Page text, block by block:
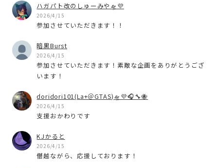
ハガパト改のしゅーみや🛸💜
2026/4/15
参加させていただきます！！
暗黒Burst
2026/4/15
参加させていただきます！素敵な企画をありがとうござ
います！
doridori101(La+＠GTAS)🛸💜🎧🔧🐝
2026/4/15
支援おかわりです
KJかると
2026/4/15
僭越ながら、応援しております！